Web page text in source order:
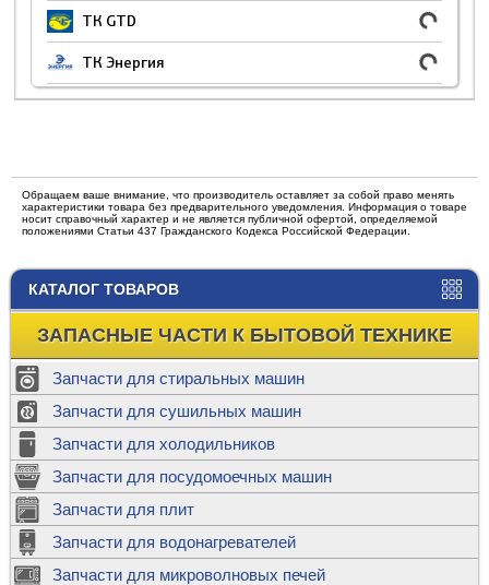
КАТАЛОГ ТОВАРОВ
ЗАПАСНЫЕ ЧАСТИ К БЫТОВОЙ ТЕХНИКЕ
Запчасти для стиральных машин
Запчасти для сушильных машин
Запчасти для холодильников
Запчасти для посудомоечных машин
Запчасти для плит
Запчасти для водонагревателей
Запчасти для микроволновых печей
ТК GTD
ТК Энергия
Обращаем ваше внимание, что производитель оставляет за собой право менять
характеристики товара без предварительного уведомления. Информация о товаре
носит справочный характер и не является публичной офертой, определяемой
положениями Статьи 437 Гражданского Кодекса Российской Федерации.